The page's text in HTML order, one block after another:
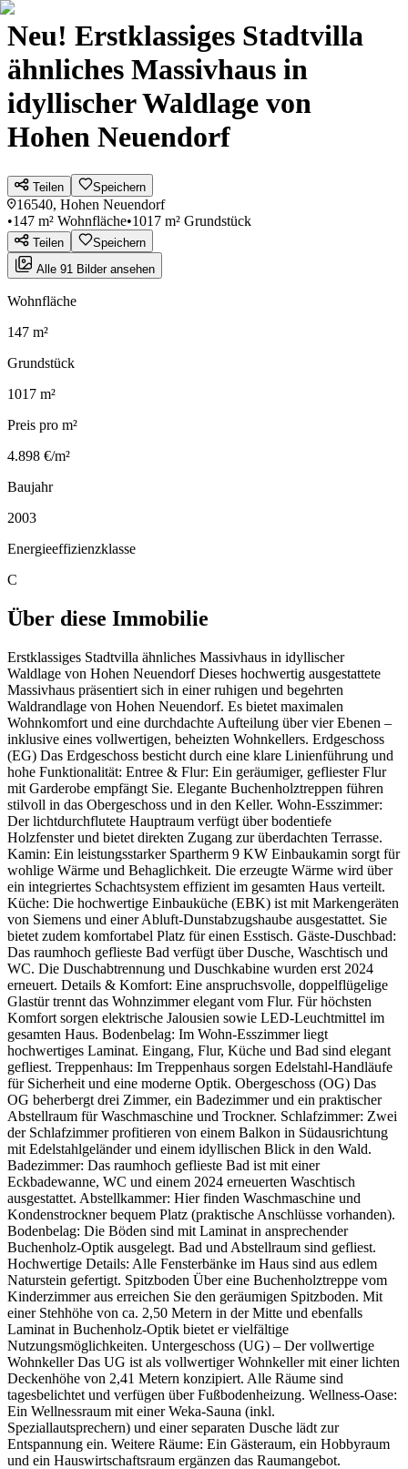
Neu! Erstklassiges Stadtvilla
ähnliches Massivhaus in
idyllischer Waldlage von
Hohen Neuendorf
Teilen Speichern
16540, Hohen Neuendorf
•147 m² Wohnfläche•1017 m² Grundstück
Teilen
Speichern
Alle 91 Bilder ansehen
Wohnfläche
147 m²
Grundstück
1017 m²
Preis pro m²
4.898 €/m²
Baujahr
2003
Energieeffizienzklasse
C
Über diese Immobilie
Erstklassiges Stadtvilla ähnliches Massivhaus in idyllischer
Waldlage von Hohen Neuendorf Dieses hochwertig ausgestattete
Massivhaus präsentiert sich in einer ruhigen und begehrten
Waldrandlage von Hohen Neuendorf. Es bietet maximalen
Wohnkomfort und eine durchdachte Aufteilung über vier Ebenen –
inklusive eines vollwertigen, beheizten Wohnkellers. Erdgeschoss
(EG) Das Erdgeschoss besticht durch eine klare Linienführung und
hohe Funktionalität: Entree & Flur: Ein geräumiger, gefliester Flur
mit Garderobe empfängt Sie. Elegante Buchenholztreppen führen
stilvoll in das Obergeschoss und in den Keller. Wohn-Esszimmer:
Der lichtdurchflutete Hauptraum verfügt über bodentiefe
Holzfenster und bietet direkten Zugang zur überdachten Terrasse.
Kamin: Ein leistungsstarker Spartherm 9 KW Einbaukamin sorgt für
wohlige Wärme und Behaglichkeit. Die erzeugte Wärme wird über
ein integriertes Schachtsystem effizient im gesamten Haus verteilt.
Küche: Die hochwertige Einbauküche (EBK) ist mit Markengeräten
von Siemens und einer Abluft-Dunstabzugshaube ausgestattet. Sie
bietet zudem komfortabel Platz für einen Esstisch. Gäste-Duschbad:
Das raumhoch geflieste Bad verfügt über Dusche, Waschtisch und
WC. Die Duschabtrennung und Duschkabine wurden erst 2024
erneuert. Details & Komfort: Eine anspruchsvolle, doppelflügelige
Glastür trennt das Wohnzimmer elegant vom Flur. Für höchsten
Komfort sorgen elektrische Jalousien sowie LED-Leuchtmittel im
gesamten Haus. Bodenbelag: Im Wohn-Esszimmer liegt
hochwertiges Laminat. Eingang, Flur, Küche und Bad sind elegant
gefliest. Treppenhaus: Im Treppenhaus sorgen Edelstahl-Handläufe
für Sicherheit und eine moderne Optik. Obergeschoss (OG) Das
OG beherbergt drei Zimmer, ein Badezimmer und ein praktischer
Abstellraum für Waschmaschine und Trockner. Schlafzimmer: Zwei
der Schlafzimmer profitieren von einem Balkon in Südausrichtung
mit Edelstahlgeländer und einem idyllischen Blick in den Wald.
Badezimmer: Das raumhoch geflieste Bad ist mit einer
Eckbadewanne, WC und einem 2024 erneuerten Waschtisch
ausgestattet. Abstellkammer: Hier finden Waschmaschine und
Kondenstrockner bequem Platz (praktische Anschlüsse vorhanden).
Bodenbelag: Die Böden sind mit Laminat in ansprechender
Buchenholz-Optik ausgelegt. Bad und Abstellraum sind gefliest.
Hochwertige Details: Alle Fensterbänke im Haus sind aus edlem
Naturstein gefertigt. Spitzboden Über eine Buchenholztreppe vom
Kinderzimmer aus erreichen Sie den geräumigen Spitzboden. Mit
einer Stehhöhe von ca. 2,50 Metern in der Mitte und ebenfalls
Laminat in Buchenholz-Optik bietet er vielfältige
Nutzungsmöglichkeiten. Untergeschoss (UG) – Der vollwertige
Wohnkeller Das UG ist als vollwertiger Wohnkeller mit einer lichten
Deckenhöhe von 2,41 Metern konzipiert. Alle Räume sind
tagesbelichtet und verfügen über Fußbodenheizung. Wellness-Oase:
Ein Wellnessraum mit einer Weka-Sauna (inkl.
Speziallautsprechern) und einer separaten Dusche lädt zur
Entspannung ein. Weitere Räume: Ein Gästeraum, ein Hobbyraum
und ein Hauswirtschaftsraum ergänzen das Raumangebot.